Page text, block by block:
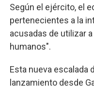
Según el ejército, el
pertenecientes a la
acusadas de utilizar
humanos".
Esta nueva escalada
lanzamiento desde